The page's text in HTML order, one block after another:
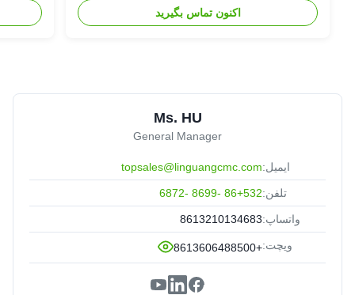
اکنون تماس بگیرید
Ms. HU
General Manager
ایمیل:topsales@linguangcmc.com
تلفن:86+532 -8699 -6872
واتساپ:8613210134683
ویچت:+8613606488500